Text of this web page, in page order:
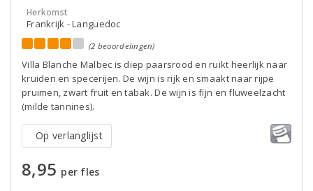
Herkomst
Frankrijk - Languedoc
(2 beoordelingen)
Villa Blanche Malbec is diep paarsrood en ruikt heerlijk naar
kruiden en specerijen. De wijn is rijk en smaakt naar rijpe
pruimen, zwart fruit en tabak. De wijn is fijn en fluweelzacht
(milde tannines).
Op verlanglijst
8,95 per fles